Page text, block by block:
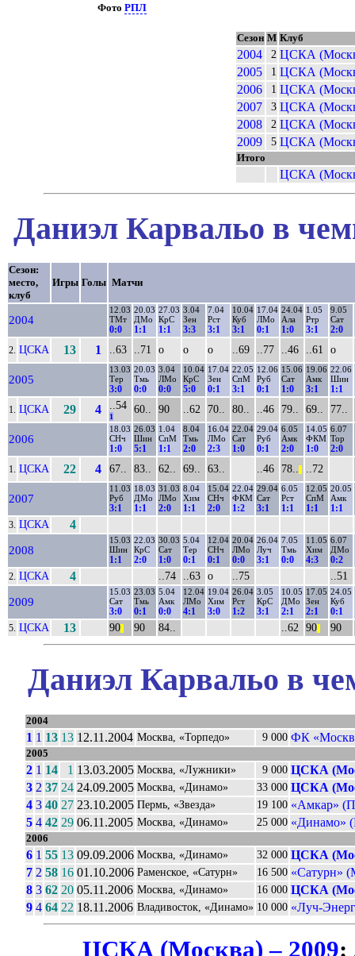
Фото РПЛ
Сезон М Клуб
2004 2 ЦСКА
2005
1 ЦСКА
2006
1 ЦСКА
2007
3 ЦСКА
2008
2 ЦСКА
2009
5 ЦСКА
Итого
ЦСКА
Даниэл Карвальо в
Сезон:
место,
клуб
Игры Голы Матчи
2004
12.03
ТМт
0:0
20.03
ДМо
1:1
27.03
КрС
1:1
3.04
Зен
3:3
7.04
Рст
3:1
10.04
Куб
3:1
17.04
ЛМо
0:1
24.04
Ала
1:0
1.05
Ртр
3:1
9.05
Сат
2:0
2. ЦСКА 13 1 ..63 ..71 о о о ..69 ..77 ..46 ..61 о
2005
13.03
Тер
3:0
20.03
Тмь
0:0
3.04
ЛМо
0:0
10.04
КрС
5:0
17.04
Зен
0:1
22.05
СпМ
3:1
12.06
Руб
0:1
15.06
Сат
1:0
19.06
Амк
3:1
22.06
Шин
1:1
1. ЦСКА 29 4 ..54
1
60.. 90 ..62 70.. 80.. ..46 79.. 69.. 77..
2006
18.03
СНч
1:0
26.03
Шин
5:1
1.04
СпМ
1:1
8.04
Тмь
2:0
16.04
ЛМо
2:3
22.04
Сат
1:0
29.04
Руб
0:1
6.05
Амк
2:0
14.05
ФКМ
1:0
6.07
Тор
2:0
1. ЦСКА 22 4 67.. 83.. 62.. 69.. 63.. ..46 78.. ..72
2007
11.03
Руб
3:1
18.03
ДМо
1:1
31.03
ЛМо
2:0
8.04
Хим
1:1
15.04
СНч
2:0
22.04
ФКМ
1:2
29.04
Сат
3:1
6.05
Рст
1:1
12.05
СпМ
1:1
20.05
Амк
1:1
3. ЦСКА 4
2008
15.03
Шин
1:1
22.03
КрС
2:0
30.03
Сат
1:0
5.04
Тер
0:1
12.04
СНч
0:1
20.04
ЛМо
0:0
26.04
Луч
3:1
7.05
Тмь
0:0
11.05
Хим
4:3
6.07
ДМо
0:2
2. ЦСКА 4 ..74 ..63 о ..75 ..51
2009
15.03
Сат
3:0
23.03
Тмь
0:1
5.04
Амк
0:0
12.04
ЛМо
4:1
19.04
Хим
3:0
26.04
Рст
1:2
3.05
КрС
3:1
10.05
ДМо
2:1
17.05
Зен
2:1
24.05
Куб
0:1
5. ЦСКА 13 90 90 84.. ..62 90 90
Даниэл Карвальо в
2004
1 1 13 13 12.11.2004 Москва, «Торпедо» 9 000 ФК
2005
2 1 14 1 13.03.2005 Москва, «Лужники» 9 000 ЦСКА
3 2 37 24 24.09.2005 Москва, «Динамо» 33 000 ЦСКА
4 3 40 27 23.10.2005 Пермь, «Звезда» 19 100 «Амкар»
5 4 42 29 06.11.2005 Москва, «Динамо» 25 000 «Динамо»
2006
6 1 55 13 09.09.2006 Москва, «Динамо» 32 000 ЦСКА
7 2 58 16 01.10.2006 Раменское, «Сатурн» 16 500 «Сатурн»
8 3 62 20 05.11.2006 Москва, «Динамо» 16 000 ЦСКА
9 4 64 22 18.11.2006 Владивосток, «Динамо» 10 000 «Луч-
ЦСКА (Москва) – 2009: